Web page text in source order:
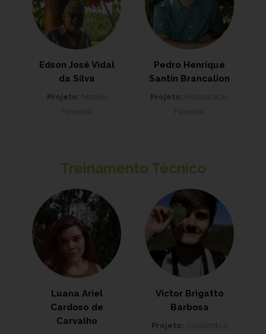
Edson José Vidal
da Silva
Projeto: Manejo
Florestal
Pedro Henrique
Santin Brancalion
Projeto: Restauração
Florestal
Treinamento Técnico
Luana Ariel
Cardoso de
Carvalho
Victor Brigatto
Barbosa
Projeto: Avaliando a